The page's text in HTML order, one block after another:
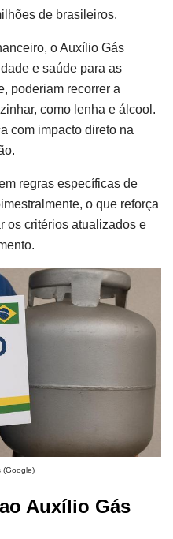
de brasileiros.
o Auxílio Gás
e saúde para as
poderiam recorrer a
como lenha e álcool.
com impacto direto na
regras específicas de
o que reforça
os critérios atualizados e
(Google)
Auxílio Gás